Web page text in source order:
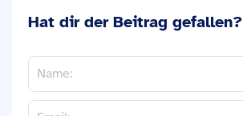
Hat dir der Beitrag gefallen?